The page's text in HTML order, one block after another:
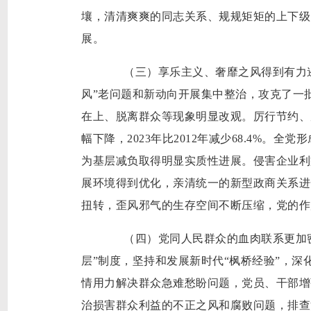
壤，清清爽爽的同志关系、规规矩矩的上下
展。
（三）享乐主义、奢靡之风得到有力
风”老问题和新动向开展集中整治，攻克了
在上、脱离群众等现象明显改观。厉行节约
幅下降，2023年比2012年减少68.4%。全党
为基层减负取得明显实质性进展。侵害企业
展环境得到优化，亲清统一的新型政商关系
扭转，歪风邪气的生存空间不断压缩，党的
（四）党同人民群众的血肉联系更加
层”制度，坚持和发展新时代“枫桥经验”，
情用力解决群众急难愁盼问题，党员、干部
治损害群众利益的不正之风和腐败问题，排